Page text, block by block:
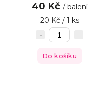
40 Kč / balení
20 Kč / 1 ks
Do košíku